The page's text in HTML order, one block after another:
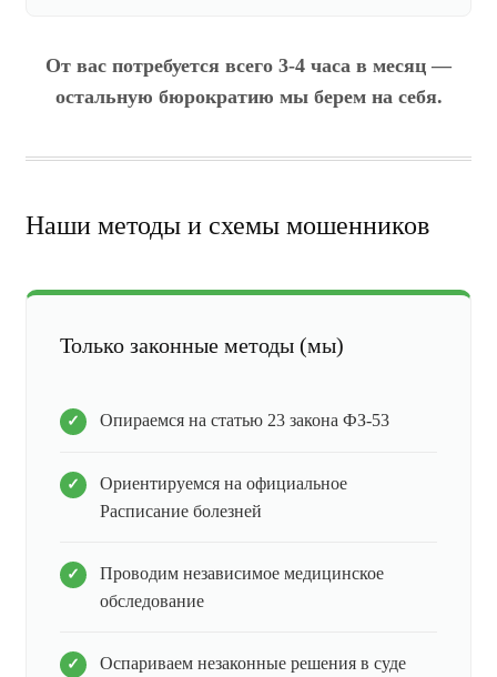
От вас потребуется всего 3-4 часа в месяц —
остальную бюрократию мы берем на себя.
Наши методы и схемы мошенников
Только законные методы (мы)
Опираемся на статью 23 закона ФЗ-53
Ориентируемся на официальное
Расписание болезней
Проводим независимое медицинское
обследование
Оспариваем незаконные решения в суде